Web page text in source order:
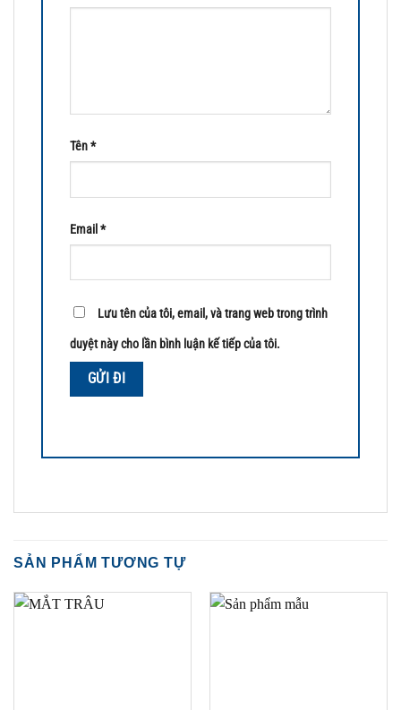
Tên*
Email *
Lưu tên của tôi, email, và trang web trong trình
duyệt này cho lần bình luận kế tiếp của tôi.
SẢN PHẨM TƯƠNG TỰ